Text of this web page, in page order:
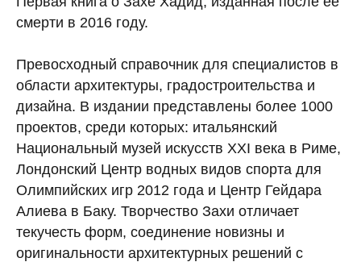
смерти в 2016 году.
Превосходный справочник для специалистов в
области архитектуры, градостроительства и
дизайна. В издании представлены более 1000
проектов, среди которых: итальянский
Национальный музей искусств XXI века в Риме,
Лондонский Центр водных видов спорта для
Олимпийских игр 2012 года и Центр Гейдара
Алиева в Баку. Творчество Захи отличает
текучесть форм, соединение новизны и
оригинальности архитектурных решений с